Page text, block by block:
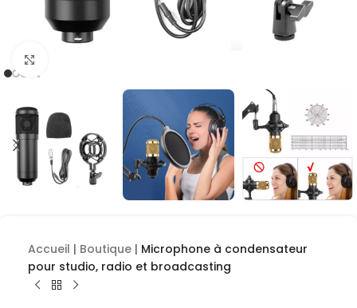
Accueil | Boutique | Microphone à condensateur
pour studio, radio et broadcasting